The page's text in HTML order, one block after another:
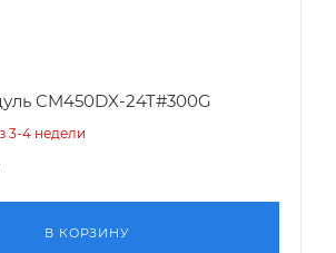
CM450DX-24T#300G
3-4 недели
В КОРЗИНУ